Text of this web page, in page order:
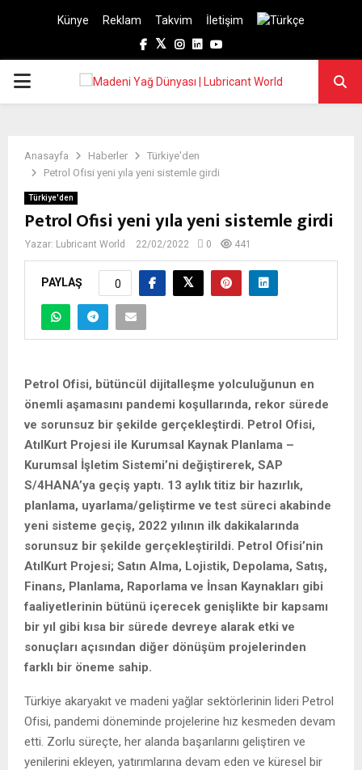
Künye Reklam Takvim
İletişim
Facebook
TwitterInstagram
LinkedinYoutube
PRIMARY
Anasayfa Haberler
Türkiye'den
Petrol Ofisi yeni yıla yeni sistemle girdi
Türkiye'den
Petrol Ofisi yeni yıla yeni sistemle girdi
Yazar: Lubricant World 22/02/2022 0 441
PAYLAŞ 0
Petrol Ofisi, bütüncül dijitalleşme yolculuğunun en
önemli aşamasını pandemi koşullarında, rekor sürede
ve sorunsuz bir şekilde gerçekleştirdi. Petrol Ofisi,
AtılKurt Projesi ile Kurumsal Kaynak Planlama –
Kurumsal İşletim Sistemi’ni değiştirerek, SAP
S/4HANA’ya geçiş yaptı. 13 aylık titiz bir hazırlık,
planlama, uyarlama/geliştirme ve test süreci akabinde
yeni sisteme geçiş, 2022 yılının ilk dakikalarında
sorunsuz bir şekilde gerçekleştirildi. Petrol Ofisi’nin
AtılKurt Projesi; Satın Alma, Lojistik, Depolama, Satış,
Finans, Planlama, Raporlama ve İnsan Kaynakları gibi
faaliyetlerinin bütünü içerecek genişlikte bir kapsamı
bir yıl gibi kısa bir sürede devreye alarak etki ve
sonuçları açısından diğer dönüşüm projelerinden
farklı bir öneme sahip.
Türkiye akaryakıt ve madeni yağlar sektörlerinin lideri Petrol
Ofisi, pandemi döneminde projelerine hız kesmeden devam
etti. Zorlu süreçte, her alanda başarılarını geliştiren ve
yenilerini ekleyen, yatırımlarına devam eden ve küresel bir